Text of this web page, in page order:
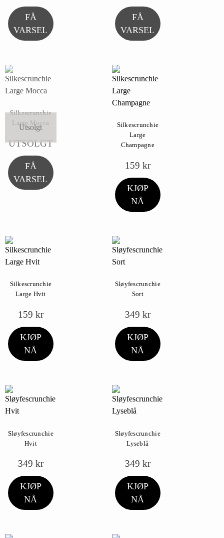
FÅ
VARSEL
FÅ
VARSEL
Utsolgt
Silkescrunchie
Large Mocca
UTSOLGT
FÅ
VARSEL
Silkescrunchie
Large
Champagne
159 kr
KJØP
NÅ
Silkescrunchie
Large Hvit
159 kr
KJØP
NÅ
Sløyfescrunchie
Sort
349 kr
KJØP
NÅ
Sløyfescrunchie
Hvit
349 kr
KJØP
NÅ
Sløyfescrunchie
Lyseblå
349 kr
KJØP
NÅ